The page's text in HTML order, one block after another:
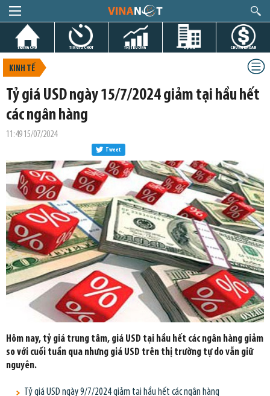
TRANG CHỦ TIN GIỜ CHÓT THỊ TRƯỜNG DỰ ÁN CHỨNG KHOÁN
KINH TẾ
Tỷ giá USD ngày 15/7/2024 giảm tại hầu hết
các ngân hàng
11:49 15/07/2024
Tweet
Hôm nay, tỷ giá trung tâm, giá USD tại hầu hết các ngân hàng giảm
so với cuối tuần qua nhưng giá USD trên thị trường tự do vẫn giữ
nguyên.
Tỷ giá USD ngày 9/7/2024 giảm tại hầu hết các ngân hàng